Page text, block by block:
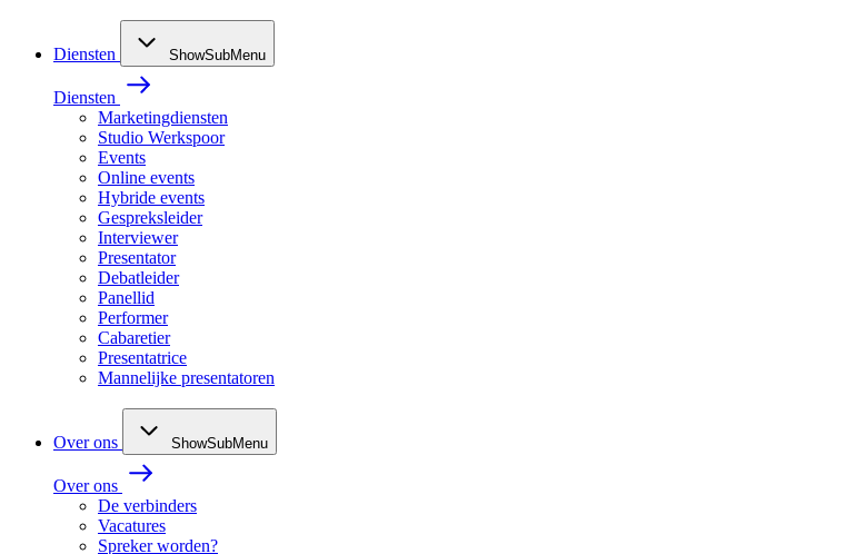
Diensten ShowSubMenu
Diensten
Marketingdiensten
Studio Werkspoor
Events
Online events
Hybride events
Gespreksleider
Interviewer
Presentator
Debatleider
Panellid
Performer
Cabaretier
Presentatrice
Mannelijke presentatoren
Over ons ShowSubMenu
Over ons
De verbinders
Vacatures
Spreker worden?